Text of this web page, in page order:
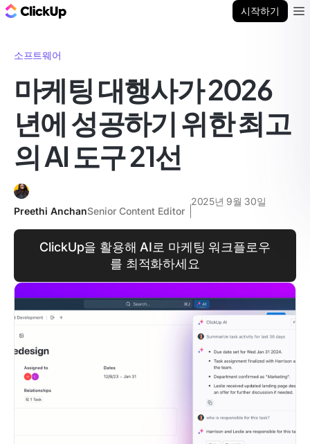
시작하기
소프트웨어
마케팅 대행사가 2026
년에 성공하기 위한 최고
의 AI 도구 21선
Preethi AnchanSenior Content Editor
2025년 9월 30일
ClickUp을 활용해 AI로 마케팅 워크플로우
를 최적화하세요